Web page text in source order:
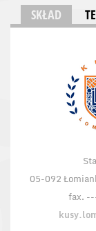
SKŁAD
05-092
fax.